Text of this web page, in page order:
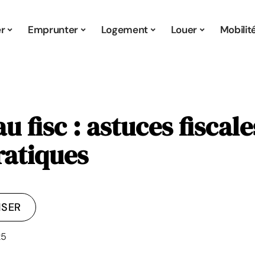
Emprunter Logement Louer
fisc : astuces